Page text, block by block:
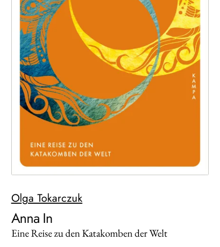
WEITERE VERLAGE
Search:
Olga Tokarczuk
Anna In
Eine Reise zu den Katakomben der Welt